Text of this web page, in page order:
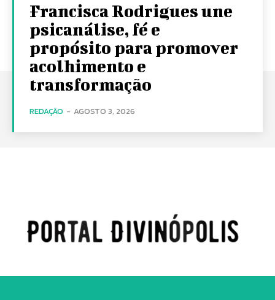
Francisca Rodrigues une
psicanálise, fé e
propósito para promover
acolhimento e
transformação
REDAÇÃO - AGOSTO 3, 2026